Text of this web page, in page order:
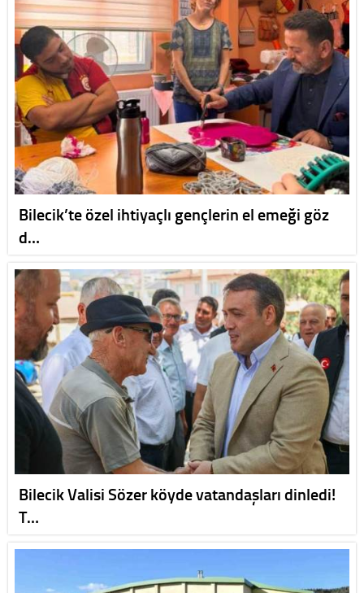
Bilecik’te özel ihtiyaçlı gençlerin el emeği göz
d…
Bilecik Valisi Sözer köyde vatandaşları dinledi!
T…